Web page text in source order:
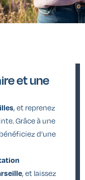
et une
, et reprenez
Grâce à une
d’une
, et laissez